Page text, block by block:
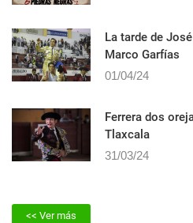
La tarde de
Marco Garfías
01/04/24
Ferrera dos
Tlaxcala
31/03/24
<< Ver más